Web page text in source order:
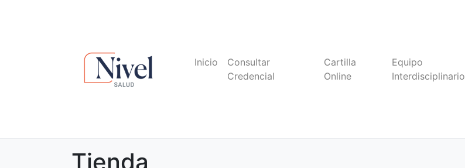
Inicio
Consultar
Credencial
Cartilla
Online
Equipo
Interdisciplinario
Tienda